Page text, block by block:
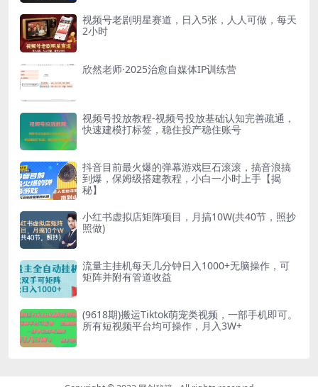
视频号老剧明星赛道，日入5张，人人可做，每天
2小时
欣然老师·2025治愈自媒体IP训练营
视频号投放教程-视频号投放基础认知完善疏通，
快速建模打标签，稳住投产稳住账号
抖音目前最火爆的弹幕游戏巨石滚滚，搞音浪搞
到爆，保姆级搭建教程，小白一小时上手【揭
秘】
小红书虚拟店矩阵项目，月搞10W(共40节，照抄
照做)
流量主挂机每天几分钟日入1000+无脑操作，可
矩阵并附有管道收益
(9618期)搬运Tiktok萌宠类视频，一部手机即可。
所有短视频平台均可操作，月入3W+